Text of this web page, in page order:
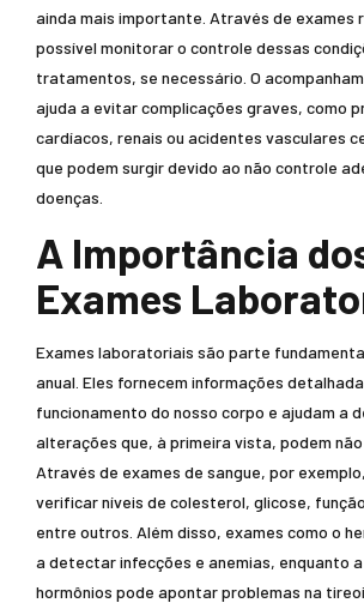
ainda mais importante. Através de exames
possível monitorar o controle dessas
tratamentos, se necessário. O
ajuda a evitar complicações graves, como
cardíacos, renais ou acidentes vasculares
que podem surgir devido ao não controle
doenças.
A Importância
Exames
Exames laboratoriais são parte
anual. Eles fornecem informações
funcionamento do nosso corpo e ajudam a
alterações que, à primeira vista, podem
Através de exames de sangue, por
verificar níveis de colesterol, glicose,
entre outros. Além disso, exames como o
a detectar infecções e anemias, enquanto
hormônios pode apontar problemas na